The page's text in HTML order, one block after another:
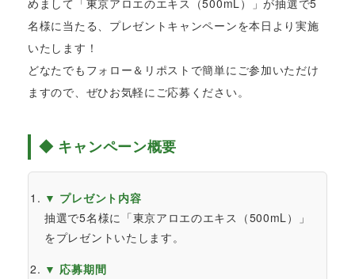
名様に当たる、プレゼントキャンペーンを本日より実施
いたします！
どなたでもフォロー＆リポストで簡単にご参加いただけ
ますので、ぜひお気軽にご応募ください。
◆ キャンペーン概要
▼ プレゼント内容
抽選で5名様に「東京アロエのエキス（500mL）」
をプレゼントいたします。
▼ 応募期間